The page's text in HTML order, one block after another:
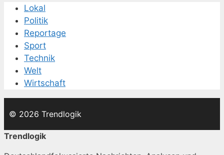
Lokal
Politik
Reportage
Sport
Technik
Welt
Wirtschaft
© 2026 Trendlogik
Trendlogik